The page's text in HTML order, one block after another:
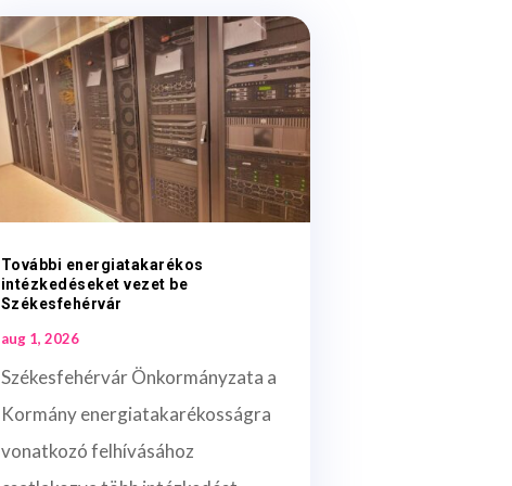
További energiatakarékos
intézkedéseket vezet be
Székesfehérvár
aug 1, 2026
Székesfehérvár Önkormányzata a
Kormány energiatakarékosságra
vonatkozó felhívásához